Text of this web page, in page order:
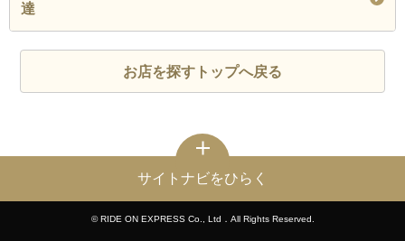
達
お店を探すトップへ戻る
サイトナビをひらく
© RIDE ON EXPRESS Co., Ltd．All Rights Reserved.